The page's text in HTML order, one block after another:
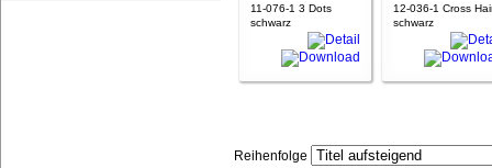
11-076-1 3 Dots
schwarz
12-036-1 Cross
schwarz
Reihenfolge